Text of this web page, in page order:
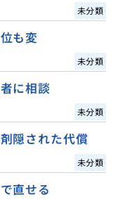
未分類
も変
未分類
に相談
未分類
隠された代償
未分類
直せる